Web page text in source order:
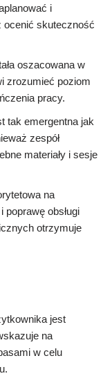
i
ocenić skuteczność
oszacowana w
zrozumieć poziom
pracy.
tak emergentna jak
zespół
materiały i sesje
na
poprawę obsługi
otrzymuje
jest
na
w celu